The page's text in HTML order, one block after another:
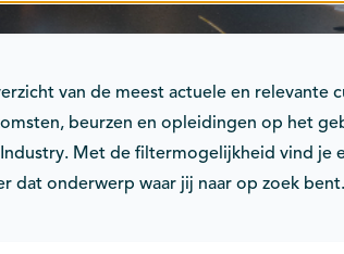
van de meest actuele en relevante
beurzen en opleidingen op het
Met de filtermogelijkheid vind je
dat onderwerp waar jij naar op zoek bent.